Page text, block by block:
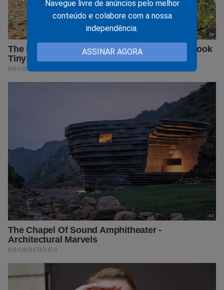
Navegue livre de anúncios pelo melhor
conteúdo e colabore com a nossa
independência.
ASSINAR AGORA